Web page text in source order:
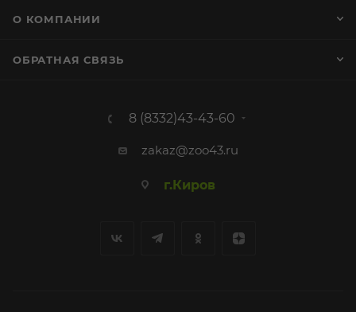
О КОМПАНИИ
ОБРАТНАЯ СВЯЗЬ
8 (8332)43-43-60
zakaz@zoo43.ru
г.Киров